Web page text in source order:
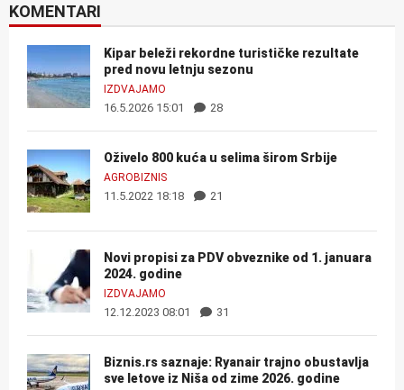
KOMENTARI
Kipar beleži rekordne turističke rezultate
pred novu letnju sezonu
IZDVAJAMO
16.5.2026 15:01 28
Oživelo 800 kuća u selima širom Srbije
AGROBIZNIS
11.5.2022 18:18 21
Novi propisi za PDV obveznike od 1. januara
2024. godine
IZDVAJAMO
12.12.2023 08:01 31
Biznis.rs saznaje: Ryanair trajno obustavlja
sve letove iz Niša od zime 2026. godine